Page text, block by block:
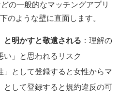
の一般的なマッチングアプリ
のような壁に直面します。
と明かすと敬遠される ：理解の
い」と思われるリスク
」として登録すると女性からマ
として登録すると規約違反の可